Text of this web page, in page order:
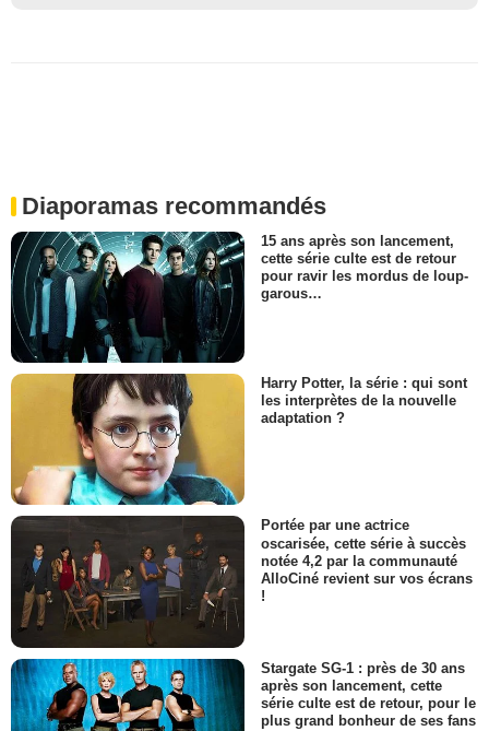
Diaporamas recommandés
15 ans après son lancement,
cette série culte est de retour
pour ravir les mordus de loup-
garous…
Harry Potter, la série : qui sont
les interprètes de la nouvelle
adaptation ?
Portée par une actrice
oscarisée, cette série à succès
notée 4,2 par la communauté
AlloCiné revient sur vos écrans
!
Stargate SG-1 : près de 30 ans
après son lancement, cette
série culte est de retour, pour le
plus grand bonheur de ses fans